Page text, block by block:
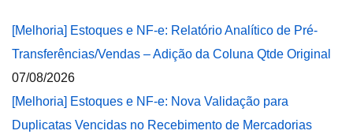
[Melhoria] Estoques e NF-e: Relatório Analítico de Pré-
Transferências/Vendas – Adição da Coluna Qtde Original
07/08/2026
[Melhoria] Estoques e NF-e: Nova Validação para
Duplicatas Vencidas no Recebimento de Mercadorias